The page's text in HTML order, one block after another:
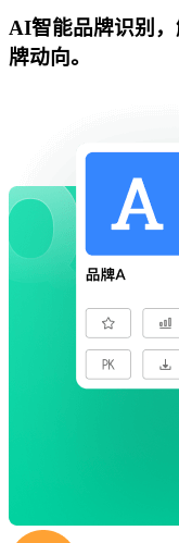
AI智能品牌识别
牌动向。